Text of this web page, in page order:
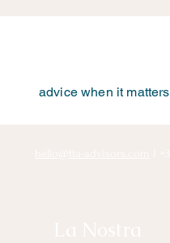
advice when it matters